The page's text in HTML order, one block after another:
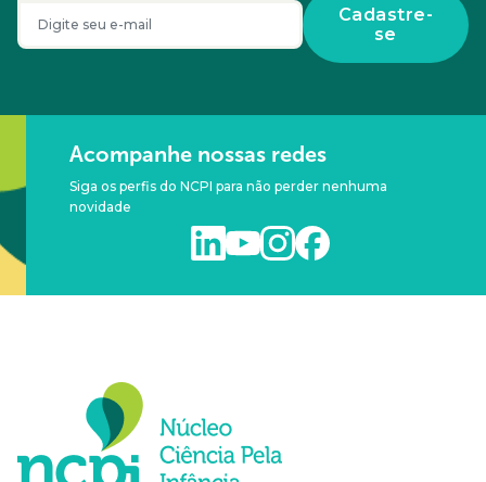
Cadastre-
se
Acompanhe nossas redes
Siga os perfis do NCPI para não perder nenhuma
novidade